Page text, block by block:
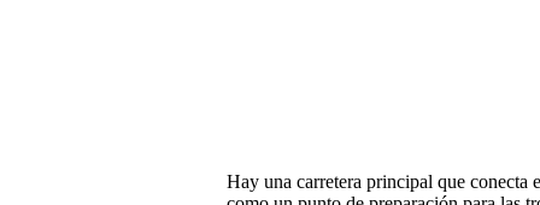
Hay una carretera principal que